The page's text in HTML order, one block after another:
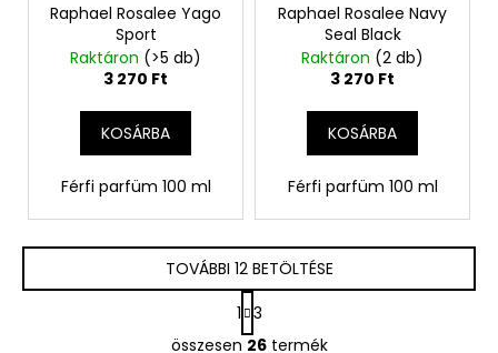
Raphael Rosalee Yago
Sport
Raktáron (>5 db)
3 270 Ft
KOSÁRBA
Férfi parfüm 100 ml
Raphael Rosalee Navy
Seal Black
Raktáron (2 db)
3 270 Ft
KOSÁRBA
Férfi parfüm 100 ml
L
TOVÁBBI 12 BETÖLTÉSE
L
a
p
1 3
összesen 26termék